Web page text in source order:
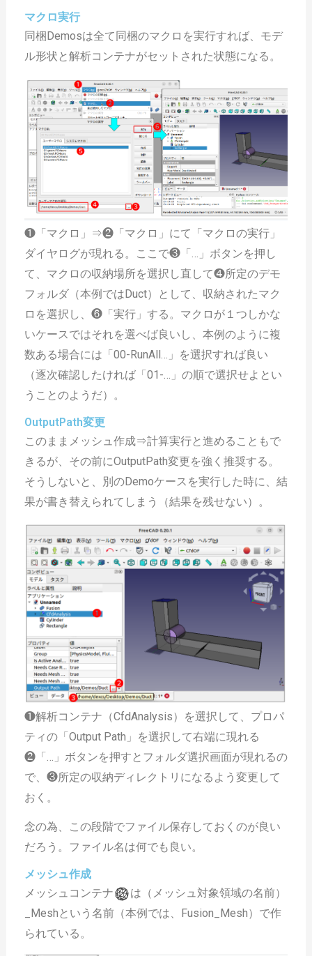
マクロ実行
同梱Demosは全て同梱のマクロを実行すれば、モデ
ル形状と解析コンテナがセットされた状態になる。
❶「マクロ」⇒❷「マクロ」にて「マクロの実行」
ダイヤログが現れる。ここで❸「…」ボタンを押し
て、マクロの収納場所を選択し直して❹所定のデモ
フォルダ（本例ではDuct）として、収納されたマク
ロを選択し、❻「実行」する。マクロが１つしかな
いケースではそれを選べば良いし、本例のように複
数ある場合には「00-RunAll…」を選択すれば良い
（逐次確認したければ「01-…」の順で選択せよとい
うことのようだ）。
OutputPath変更
このままメッシュ作成⇒計算実行と進めることもで
きるが、その前にOutputPath変更を強く推奨する。
そうしないと、別のDemoケースを実行した時に、結
果が書き替えられてしまう（結果を残せない）。
❶解析コンテナ（CfdAnalysis）を選択して、プロパ
ティの「Output Path」を選択して右端に現れる
❷「…」ボタンを押すとフォルダ選択画面が現れるの
で、❸所定の収納ディレクトリになるよう変更して
おく。
念の為、この段階でファイル保存しておくのが良い
だろう。ファイル名は何でも良い。
メッシュ作成
メッシュコンテナ
は（メッシュ対象領域の名前）
_Meshという名前（本例では、Fusion_Mesh）で作
られている。